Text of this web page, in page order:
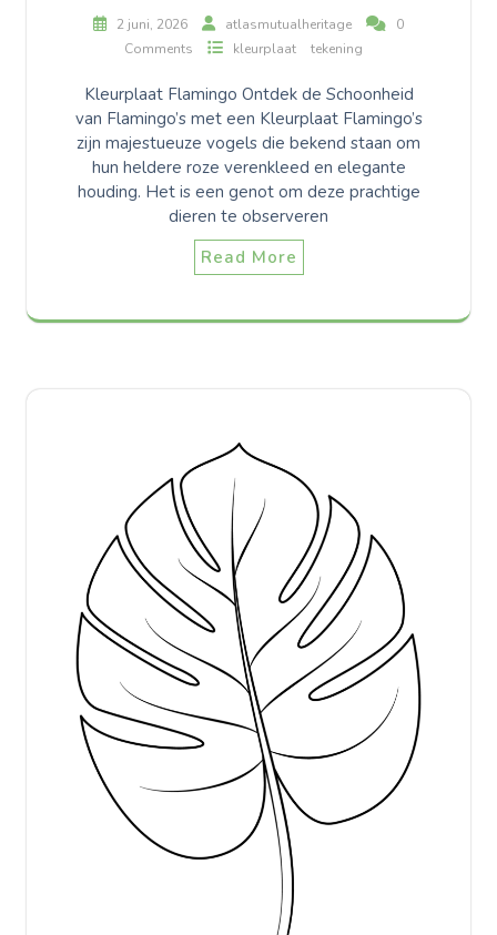
2 juni, 2026 atlasmutualheritage
0
Comments
kleurplaat tekening
Kleurplaat Flamingo Ontdek de Schoonheid
van Flamingo’s met een Kleurplaat Flamingo’s
zijn majestueuze vogels die bekend staan om
hun heldere roze verenkleed en elegante
houding. Het is een genot om deze prachtige
dieren te observeren
Read More